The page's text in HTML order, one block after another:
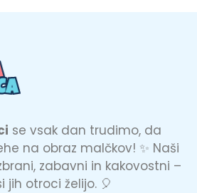
se vsak dan trudimo, da
na obraz malčkov! ✨ Naši
zabavni in kakovostni –
jih otroci želijo. 🎈